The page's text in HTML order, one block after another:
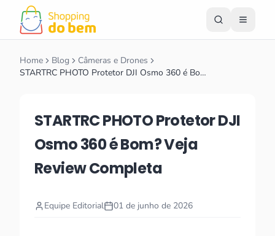
Home Blog
Câmeras e Drones
STARTRC PHOTO Protetor DJI Osmo 360 é Bo…
STARTRC PHOTO Protetor DJI
Osmo 360 é Bom? Veja
Review Completa
Equipe Editorial 01 de junho de 2026